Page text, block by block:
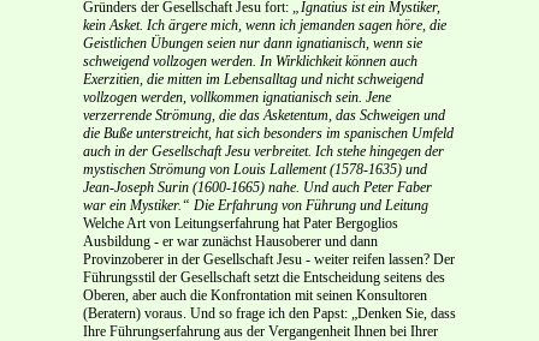
Gründers der Gesellschaft Jesu fort: „Ignatius ist ein Mystiker,
kein Asket. Ich ärgere mich, wenn ich jemanden sagen höre, die
Geistlichen Übungen seien nur dann ignatianisch, wenn sie
schweigend vollzogen werden. In Wirklichkeit können auch
Exerzitien, die mitten im Lebensalltag und nicht schweigend
vollzogen werden, vollkommen ignatianisch sein. Jene
verzerrende Strömung, die das Asketentum, das Schweigen und
die Buße unterstreicht, hat sich besonders im spanischen Umfeld
auch in der Gesellschaft Jesu verbreitet. Ich stehe hingegen der
mystischen Strömung von Louis Lallement (1578-1635) und
Jean-Joseph Surin (1600-1665) nahe. Und auch Peter Faber
war ein Mystiker.“ Die Erfahrung von Führung und Leitung
Welche Art von Leitungserfahrung hat Pater Bergoglios
Ausbildung - er war zunächst Hausoberer und dann
Provinzoberer in der Gesellschaft Jesu - weiter reifen lassen? Der
Führungsstil der Gesellschaft setzt die Entscheidung seitens des
Oberen, aber auch die Konfrontation mit seinen Konsultoren
(Beratern) voraus. Und so frage ich den Papst: „Denken Sie, dass
Ihre Führungserfahrung aus der Vergangenheit Ihnen bei Ihrer